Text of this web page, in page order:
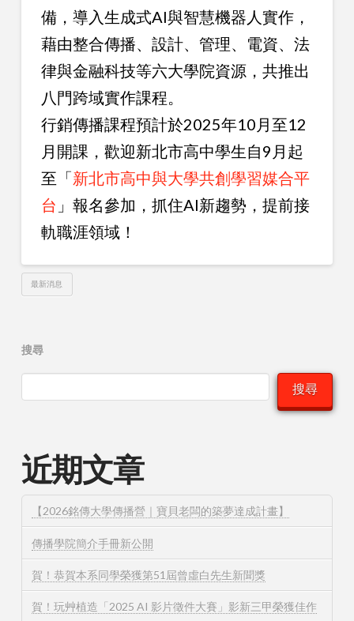
備，導入生成式AI與智慧機器人實作，
藉由整合傳播、設計、管理、電資、法
律與金融科技等六大學院資源，共推出
八門跨域實作課程。
行銷傳播課程預計於2025年10月至12
月開課，歡迎新北市高中學生自9月起
至「新北市高中與大學共創學習媒合平
台 」報名參加，抓住AI新趨勢，提前接
軌職涯領域！
最新消息
搜尋
搜尋
近期文章
【2026銘傳大學傳播營｜寶貝老闆的築夢達成計畫】
傳播學院簡介手冊新公開
賀！恭賀本系同學榮獲第51屆曾虛白先生新聞獎
賀！玩⾋植造「2025 AI 影片徵件⼤賽」影新三甲榮獲佳作